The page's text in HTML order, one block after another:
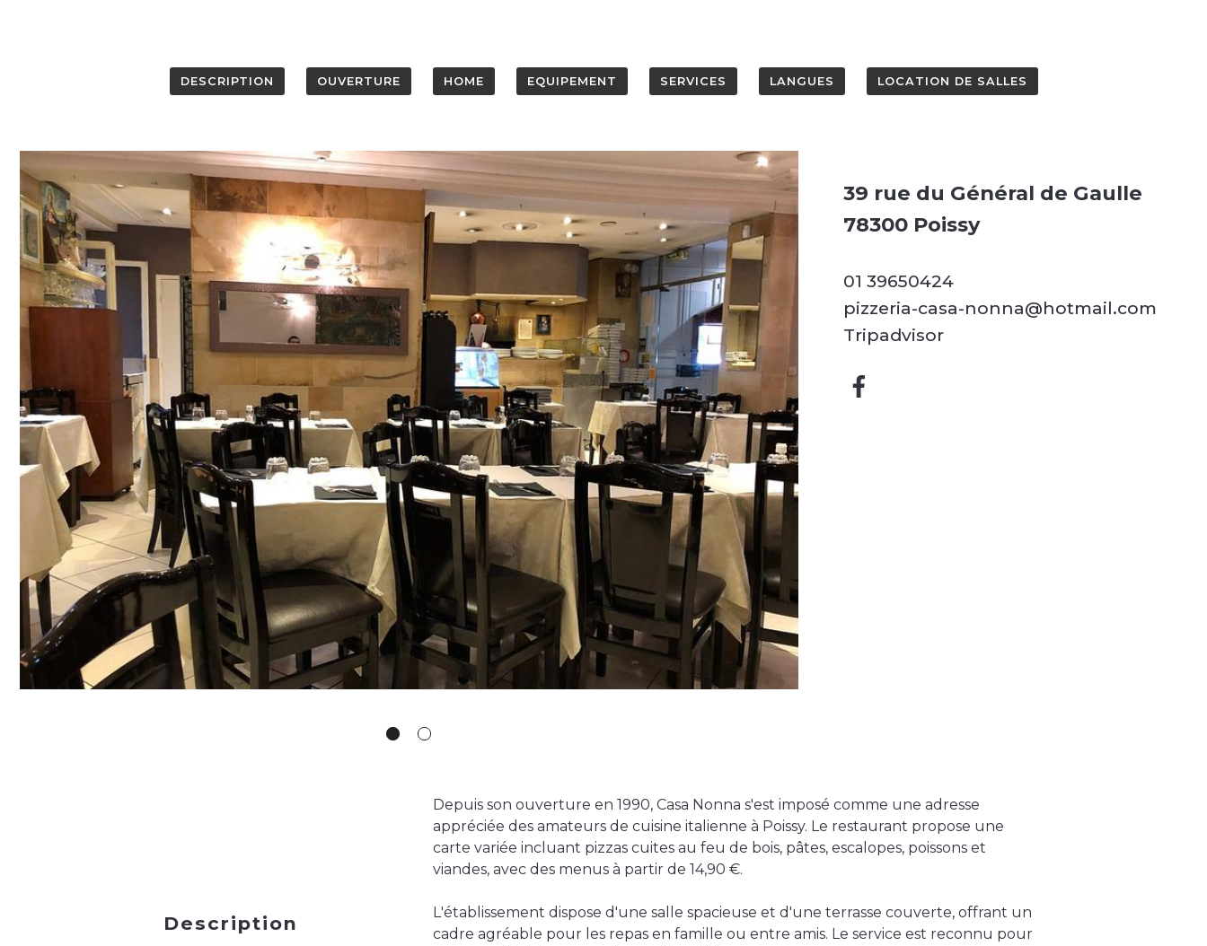
DESCRIPTION OUVERTURE HOME EQUIPEMENT SERVICES LANGUES LOCATION DE SALLES
39 rue du Général de Gaulle
78300 Poissy
01 39650424
pizzeria-casa-nonna@hotmail.com
Tripadvisor
Description
Depuis son ouverture en 1990, Casa Nonna s'est imposé comme une adresse
appréciée des amateurs de cuisine italienne à Poissy. Le restaurant propose une
carte variée incluant pizzas cuites au feu de bois, pâtes, escalopes, poissons et
viandes, avec des menus à partir de 14,90 €.
L'établissement dispose d'une salle spacieuse et d'une terrasse couverte, offrant un
cadre agréable pour les repas en famille ou entre amis. Le service est reconnu pour